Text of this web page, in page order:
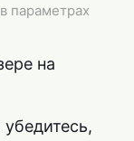
параметрах
на